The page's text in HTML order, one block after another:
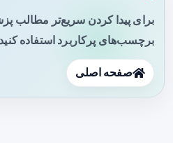
برای پیدا کردن سریع‌تر مطالب
برچسب‌های پرکاربرد استفاده
صفحه اصلی